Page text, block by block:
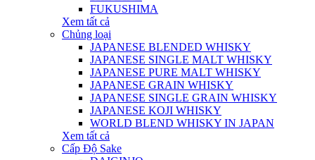
FUKUSHIMA
Xem tất cả
Chủng loại
JAPANESE BLENDED WHISKY
JAPANESE SINGLE MALT WHISKY
JAPANESE PURE MALT WHISKY
JAPANESE GRAIN WHISKY
JAPANESE SINGLE GRAIN WHISKY
JAPANESE KOJI WHISKY
WORLD BLEND WHISKY IN JAPAN
Xem tất cả
Cấp Độ Sake